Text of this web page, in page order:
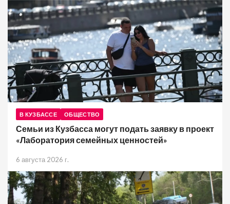
В КУЗБАССЕ ОБЩЕСТВО
Семьи из Кузбасса могут подать заявку в проект
«Лаборатория семейных ценностей»
6 августа 2026 г.